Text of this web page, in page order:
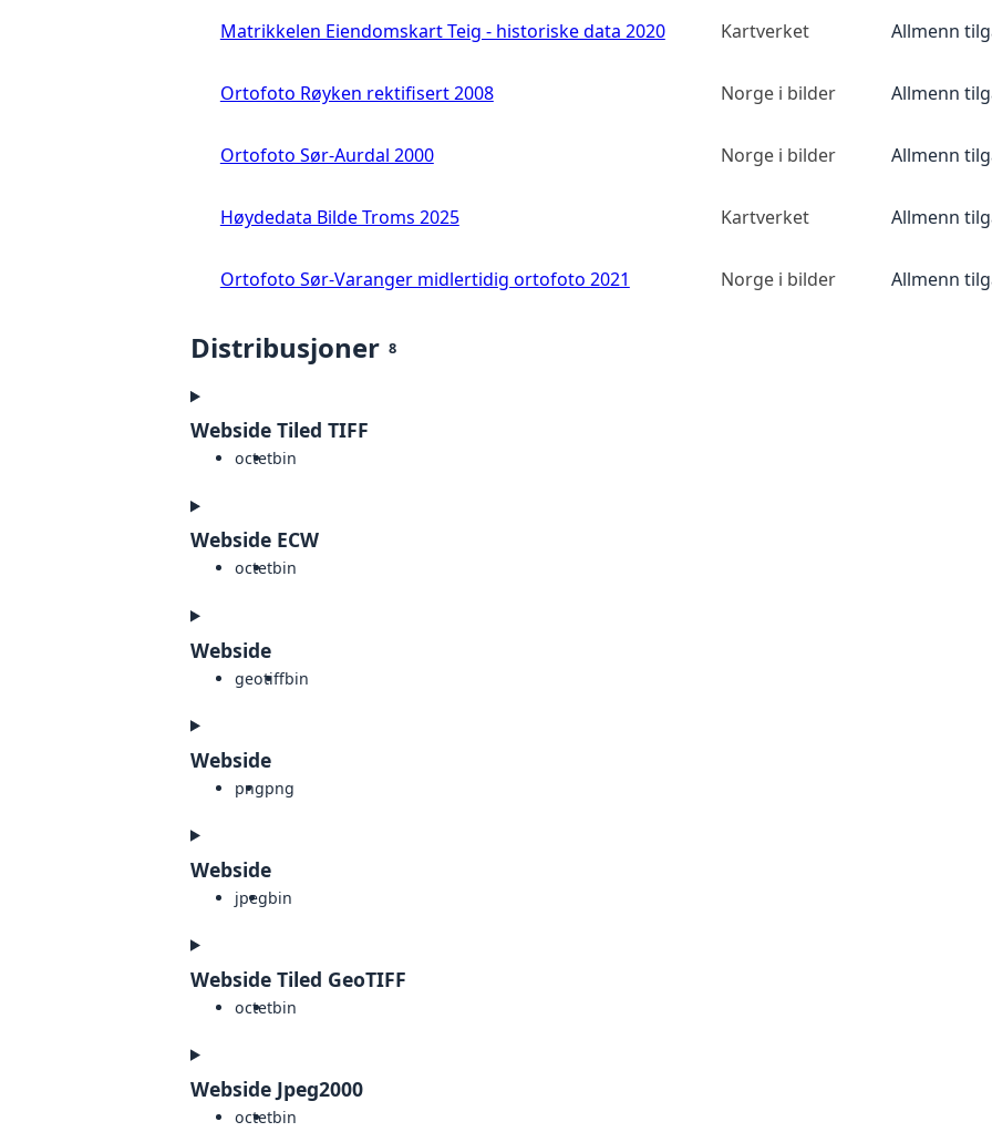
Matrikkelen Eiendomskart Teig - historiske data 2020 Kartverket Allmenn
Ortofoto Røyken rektifisert 2008 Norge i bilder Allmenn
Ortofoto Sør-Aurdal 2000 Norge i bilder Allmenn
Høydedata Bilde Troms 2025 Kartverket Allmenn
Ortofoto Sør-Varanger midlertidig ortofoto 2021 Norge i bilder Allmenn
Distribusjoner 8
Webside Tiled TIFF
octetbin
Webside ECW
octetbin
Webside
geotiffbin
Webside
pngpng
Webside
jpegbin
Webside Tiled GeoTIFF
octetbin
Webside Jpeg2000
octetbin